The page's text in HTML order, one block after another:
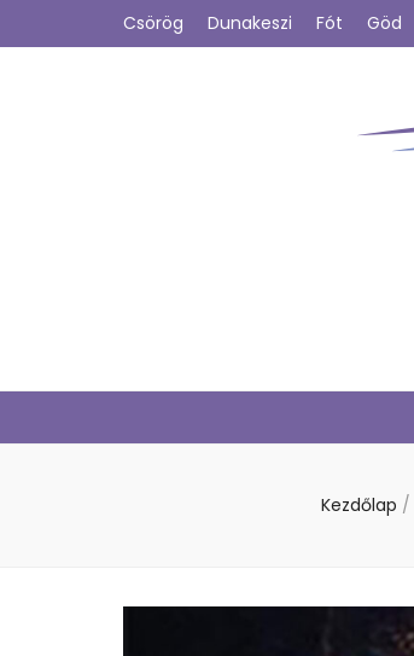
Csörög Dunakeszi Fót Göd
Kezdőlap /